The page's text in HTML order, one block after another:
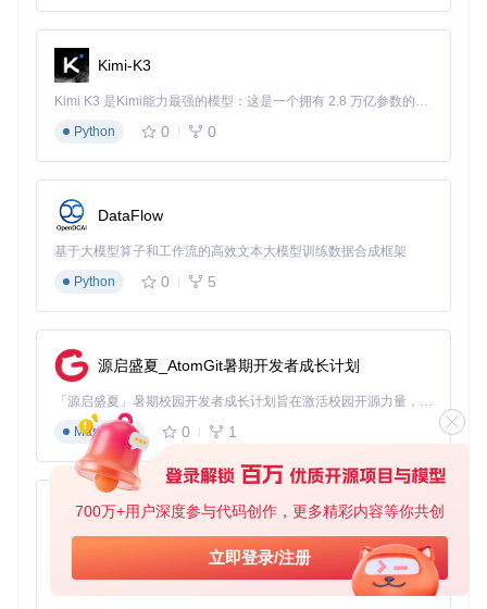
700万+用户深度参与代码创作，更多精彩内容等你共创
立即登录/注册
class CustomWidget extends Widget {
constructor
super(options);
this. viewer = options. viewer
this. _data = knockout. observable 'initial value'
this. _initializeUI
_initializeUI
this.container.innerHTML = `
        <div data-bind="text: _data"></div>
<button class="cesium-button" data-bind="click:
          更新数据
        </button>
      </div>
    `
    knockout.
applyBindings(this, this.container );
_bindEvents(
this.viewer .scene.postRender.addEventListener(this
_setupSubscriptions
eventBus.subscribe( 'custom-widget:update'
this._data(data);
Kimi-K3
Kimi K3 是Kimi能力最强的模型：这是一个拥有 2.8 万亿参数的混合专家（MoE）模型，具备原生视觉理解能力，并支持 100 万 token 的上下文窗口。
Python
0 0
DataFlow
基于大模型算子和工作流的高效文本大模型训练数据合成框架
Python
0 5
源启盛夏_AtomGit暑期开发者成长计划
「源启盛夏」暑期校园开发者成长计划旨在激活校园开源力量，通过积分激励、认证扶持、资源倾斜等形式，引导高校组织和开发者完成「入驻 — 建项目 — 做贡献 — 获认证 — 得资源」的完整闭环。无论你是想带领社团入驻平台的组织者，还是希望用代码贡献证明自己的开发者，都能在这里找到属于你的成长路径。
Markdown
0 1
py-xiaozhi
基于Python的Xiaozhi AI，适用于想要完整Xiaozhi体验而无需拥有专用硬件的用户。
Python
0 1